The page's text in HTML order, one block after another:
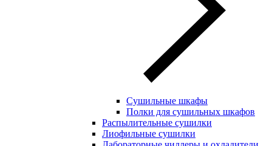
Сушильные шкафы
Полки для сушильных шкафов
Распылительные сушилки
Лиофильные сушилки